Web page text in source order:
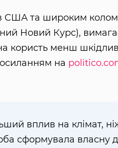
США та широким колом
Новий Курс),
користь менш
на
вплив на клімат,
сформувала власну